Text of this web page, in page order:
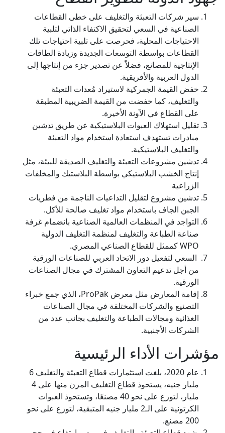
سير شركات التعبئة والتغليف على خطى القطاعات
الصناعية في السعي لتحقيق الاكتفاء الذاتي لتلبية
الاحتياجات المحلية، فحرصت على تلبية احتياجات تلك
القطاعات بواسطة التوسعات الجديدة وزيادة الطاقات
الإنتاجية للمصانع، فضلاً عن تصدير جزء من إنتاجها إلى
الدول العربية والأفريقية.
خفض القيمة الجمركية لاستيراد مُعدات التعبئة
والتغليف، كما خفضت من القيمة الضريبية المطبقة
على القطاع في الآونة الأخيرة.
تقليل استهلاك العبوات البلاستيكية عن طريق تدشين
مبادرات تستهدف استعادة استخدام مواد التعبئة
والتغليف البلاستيكية.
تدشين مشروعات التعبئة والتغليف الصديقة للبيئة، مثل
إنتاج الخشب البلاستيكي بواسطة البلاستيك والمخلفات
الزراعية
تدشين مشروع لتقليل التداعيات الناجمة من فطريات
الجبن الجاف باستخدام مواد تغليف صالحة للأكل.
التواجد في المنظمات العالمية الصناعية بانضمام غرفة
صناعة الطباعة والتغليف لمنظمة التغليف الدولية
WPO كممثل للقطاع الصناعي المصري.
السعي لتفعيل دور الاتحاد العربي للصناعات الورقية
من أجل تدعيم التعاون المشترك في مجال الصناعات
الورقية.
إقامة المعارض مثل معرض ProPak، الذي جمع خبراء
التصنيع والشركات المختلفة في مجال الصناعات
الغذائية ومجالات الطباعة والتغليف بجانب عدد من
الشركات الأجنبية.
مؤشرات الأداء الرئيسية
عام 2020، بلغت استثمارات قطاع التعبئة والتغليف 6
مليار جنيه، يستحوذ قطاع التغليف المرن منها على 4
مليار، لتوزع على نحو 40 مصنعًا، وتستحوذ العبوات
الكرتونية على الـ2 مليار جنيه المتبقية، لتوزع على نحو
200 مصنع.